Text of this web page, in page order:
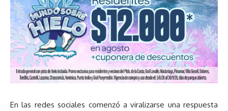
En las redes sociales comenzó a viralizarse una respuesta